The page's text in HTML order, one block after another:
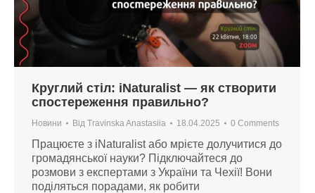
Круглий стіл: iNaturalist — як створити
спостереження правильно?
Новини Від Travinska Anastasiia 18.04.2025 0 Comments
Працюєте з iNaturalist або мрієте долучитися до
громадянської науки? Підключайтеся до
розмови з експертами з України та Чехії! Вони
поділяться порадами, як робити